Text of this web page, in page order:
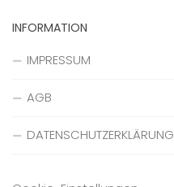
INFORMATION
IMPRESSUM
AGB
DATENSCHUTZERKLÄRUNG